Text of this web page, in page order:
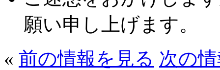
願い申し上げます。
« 前の情報を見る 次の